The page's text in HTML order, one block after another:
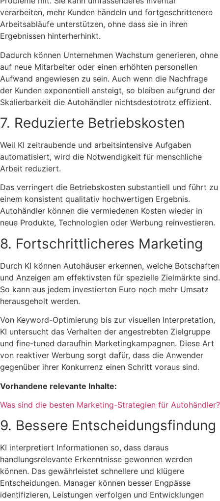
verarbeiten, mehr Kunden händeln und fortgeschrittenere
Arbeitsabläufe unterstützen, ohne dass sie in ihren
Ergebnissen hinterherhinkt.
Dadurch können Unternehmen Wachstum generieren, ohne
auf neue Mitarbeiter oder einen erhöhten personellen
Aufwand angewiesen zu sein. Auch wenn die Nachfrage
der Kunden exponentiell ansteigt, so bleiben aufgrund der
Skalierbarkeit die Autohändler nichtsdestotrotz effizient.
7. Reduzierte Betriebskosten
Weil KI zeitraubende und arbeitsintensive Aufgaben
automatisiert, wird die Notwendigkeit für menschliche
Arbeit reduziert.
Das verringert die Betriebskosten substantiell und führt zu
einem konsistent qualitativ hochwertigen Ergebnis.
Autohändler können die vermiedenen Kosten wieder in
neue Produkte, Technologien oder Werbung reinvestieren.
8. Fortschrittlicheres Marketing
Durch KI können Autohäuser erkennen, welche Botschaften
und Anzeigen am effektivsten für spezielle Zielmärkte sind.
So kann aus jedem investierten Euro noch mehr Umsatz
herausgeholt werden.
Von Keyword-Optimierung bis zur visuellen Interpretation,
KI untersucht das Verhalten der angestrebten Zielgruppe
und fine-tuned daraufhin Marketingkampagnen. Diese Art
von reaktiver Werbung sorgt dafür, dass die Anwender
gegenüber ihrer Konkurrenz einen Schritt voraus sind.
Vorhandene relevante Inhalte:
Was sind die besten Marketing-Strategien für Autohändler?
9. Bessere Entscheidungsfindung
KI interpretiert Informationen so, dass daraus
handlungsrelevante Erkenntnisse gewonnen werden
können. Das gewährleistet schnellere und klügere
Entscheidungen. Manager können besser Engpässe
identifizieren, Leistungen verfolgen und Entwicklungen